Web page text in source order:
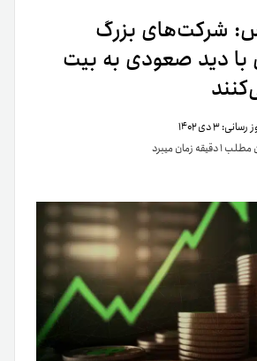
شرکت‌های بزرگ
با دید صعودی به بیت
رسانی:۳ دی ۱۴۰۲
زمان میبرد